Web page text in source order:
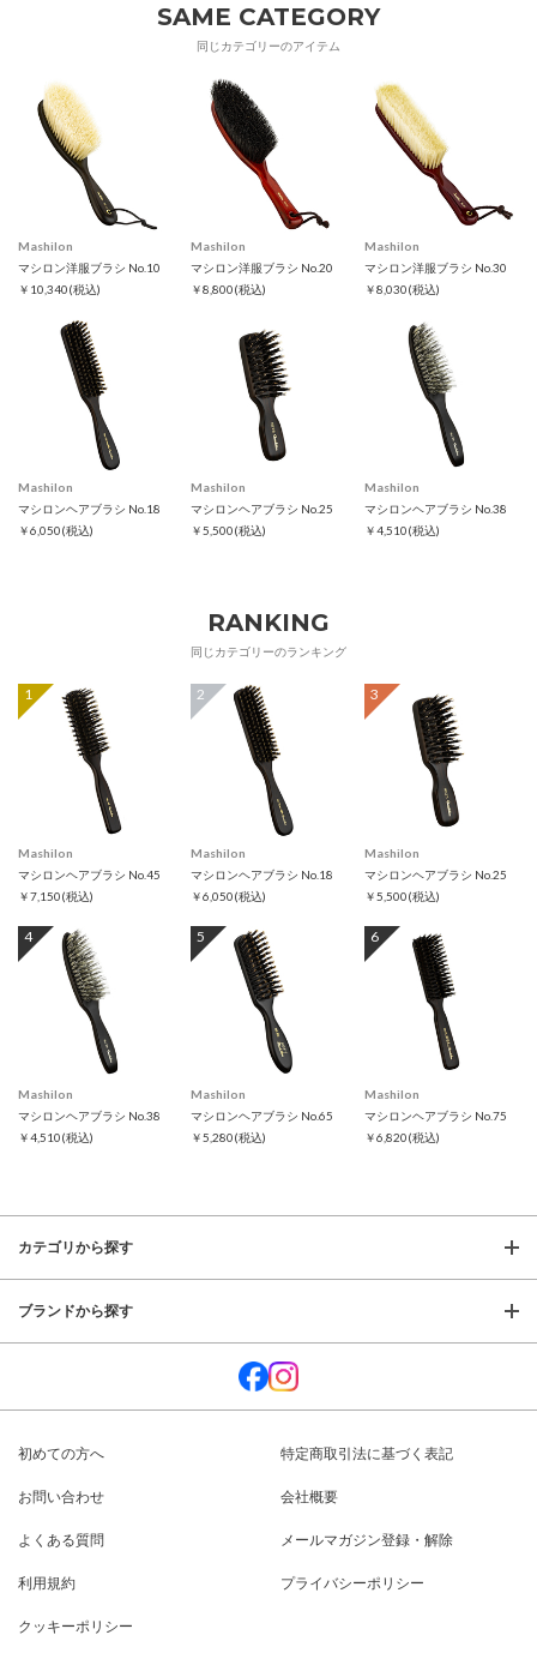
SAME CATEGORY
同じカテゴリーのアイテム
Mashilon
マシロン洋服ブラシ No.10
￥10,340(税込)
Mashilon
マシロン洋服ブラシ No.20
￥8,800(税込)
Mashilon
マシロン洋服ブラシ No.30
￥8,030(税込)
Mashilon
マシロンヘアブラシ No.18
￥6,050(税込)
Mashilon
マシロンヘアブラシ No.25
￥5,500(税込)
Mashilon
マシロンヘアブラシ No.38
￥4,510(税込)
RANKING
同じカテゴリーのランキング
1
Mashilon
マシロンヘアブラシ No.45
￥7,150(税込)
2
Mashilon
マシロンヘアブラシ No.18
￥6,050(税込)
3
Mashilon
マシロンヘアブラシ No.25
￥5,500(税込)
4
Mashilon
マシロンヘアブラシ No.38
￥4,510(税込)
5
Mashilon
マシロンヘアブラシ No.65
￥5,280(税込)
6
Mashilon
マシロンヘアブラシ No.75
￥6,820(税込)
カテゴリから探す
ブランドから探す
初めての方へ 特定商取引法に基づく表記
お問い合わせ 会社概要
よくある質問 メールマガジン登録・解除
利用規約 プライバシーポリシー
クッキーポリシー